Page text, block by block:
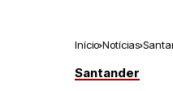
Início Notícias
Santander